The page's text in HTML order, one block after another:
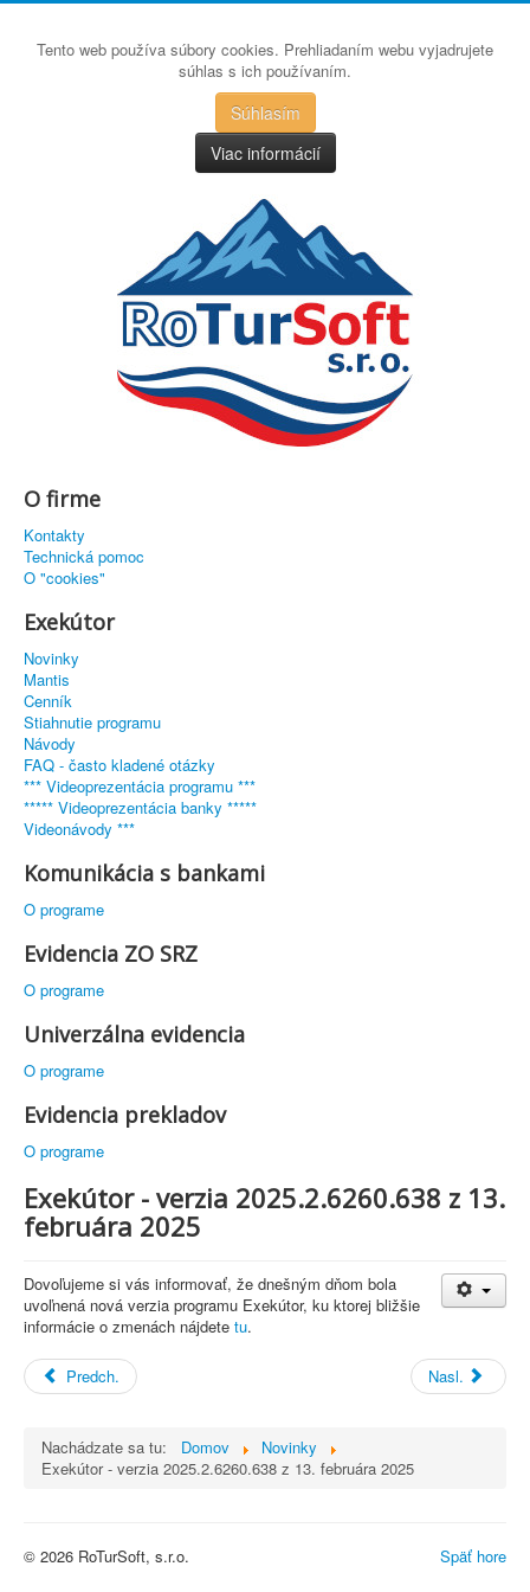
Tento web používa súbory cookies. Prehliadaním webu vyjadrujete
súhlas s ich používaním.
Súhlasím
Viac informácií
O firme
Kontakty
Technická pomoc
O "cookies"
Exekútor
Novinky
Mantis
Cenník
Stiahnutie programu
Návody
FAQ - často kladené otázky
*** Videoprezentácia programu ***
***** Videoprezentácia banky *****
Videonávody ***
Komunikácia s bankami
O programe
Evidencia ZO SRZ
O programe
Univerzálna evidencia
O programe
Evidencia prekladov
O programe
Exekútor - verzia 2025.2.6260.638 z 13.
februára 2025
Dovoľujeme si vás informovať, že dnešným dňom bola
uvoľnená nová verzia programu Exekútor, ku ktorej bližšie
informácie o zmenách nájdete tu.
Predch. Nasl.
Nachádzate sa tu: Domov
Novinky
Exekútor - verzia 2025.2.6260.638 z 13. februára 2025
Späť hore
© 2026 RoTurSoft, s.r.o.